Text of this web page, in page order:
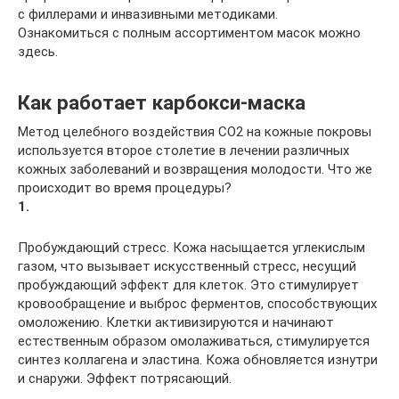
с филлерами и инвазивными методиками.
Ознакомиться с полным ассортиментом масок можно
здесь.
Как работает карбокси-маска
Метод целебного воздействия CO2 на кожные покровы
используется второе столетие в лечении различных
кожных заболеваний и возвращения молодости. Что же
происходит во время процедуры?
1.
Пробуждающий стресс. Кожа насыщается углекислым
газом, что вызывает искусственный стресс, несущий
пробуждающий эффект для клеток. Это стимулирует
кровообращение и выброс ферментов, способствующих
омоложению. Клетки активизируются и начинают
естественным образом омолаживаться, стимулируется
синтез коллагена и эластина. Кожа обновляется изнутри
и снаружи. Эффект потрясающий.